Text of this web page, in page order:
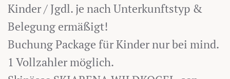
Kinder / Jgdl. je nach Unterkunftstyp &
Belegung ermäßigt!
Buchung Package für Kinder nur bei mind.
1 Vollzahler möglich.